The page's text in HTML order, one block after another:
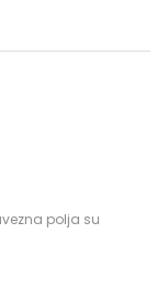
polja su